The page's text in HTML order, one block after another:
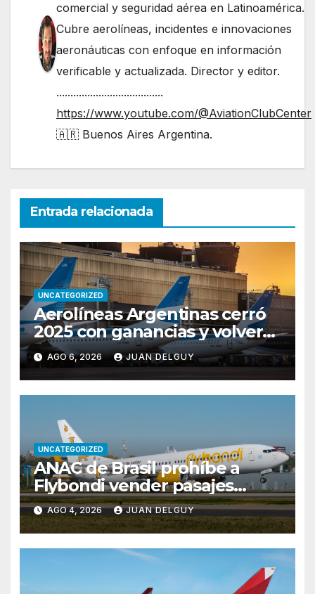
comercial y seguridad aérea en Latinoamérica.
Cubre aerolíneas, incidentes e innovaciones
aeronáuticas con enfoque en información
verificable y actualizada. Director y editor.
......................................
https://www.youtube.com/@AviationClubCenter
🇦🇷 Buenos Aires Argentina.
Entrada relacionada
UNCATEGORIZED
Aerolíneas Argentinas cerró
2025 con ganancias y volverá
a pagar impuesto a las
ganancias
AGO 6, 2026 JUAN DELGUY
UNCATEGORIZED
ANAC de Brasil prohíbe a
Flybondi vender pasajes
entre Buenos Aires y Río de
Janeiro tras reiteradas
cancelaciones
AGO 4, 2026 JUAN DELGUY